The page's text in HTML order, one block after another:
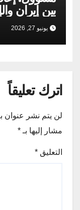
بين إيران
يونيو 27, 2026
اترك تعليقاً
لن يتم نشر عنوان
مشار إليها بـ *
التعليق *